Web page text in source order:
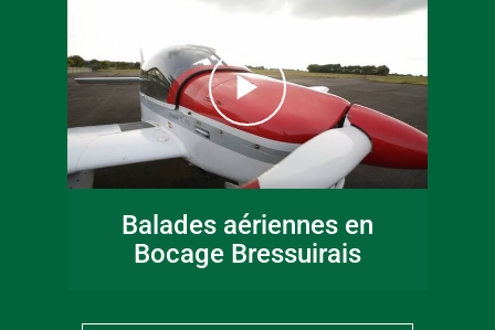
Balades aériennes en
Bocage Bressuirais